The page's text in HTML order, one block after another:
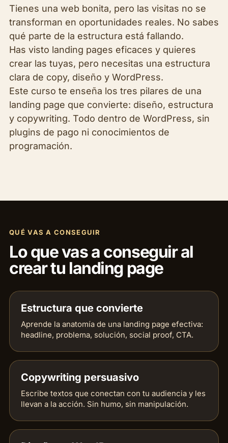
Tienes una web bonita, pero las visitas no se
transforman en oportunidades reales. No sabes
qué parte de la estructura está fallando.
Has visto landing pages eficaces y quieres
crear las tuyas, pero necesitas una estructura
clara de copy, diseño y WordPress.
Este curso te enseña los tres pilares de una
landing page que convierte: diseño, estructura
y copywriting. Todo dentro de WordPress, sin
plugins de pago ni conocimientos de
programación.
QUÉ VAS A CONSEGUIR
Lo que vas a conseguir al
crear tu landing page
Estructura que convierte
Aprende la anatomía de una landing page efectiva:
headline, problema, solución, social proof, CTA.
Copywriting persuasivo
Escribe textos que conectan con tu audiencia y les
llevan a la acción. Sin humo, sin manipulación.